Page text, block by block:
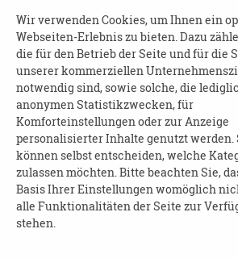
können. Ein wertvoller
Angehörige, Interessierte und
besser verstehen möchten.
Beginn und Dauer : am
14:00 Uhr
Wo: im Begegnungs- und
„Am Nürnberger Ei“ Dresden
Kosten: frei
Anmeldung
Wir verwenden Cookies, um Ihnen ein
Webseiten-Erlebnis zu bieten. Dazu
die für den Betrieb der Seite und für die
unserer kommerziellen
notwendig sind, sowie solche, die
anonymen Statistikzwecken, für
Komforteinstellungen oder zur Anzeige
personalisierter Inhalte genutzt werden.
können selbst entscheiden, welche
zulassen möchten. Bitte beachten Sie,
Basis Ihrer Einstellungen womöglich
alle Funktionalitäten der Seite zur
stehen.